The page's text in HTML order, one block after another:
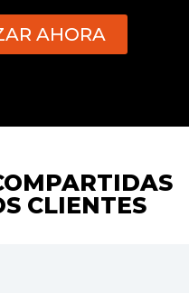
AHORA
CLIENTES